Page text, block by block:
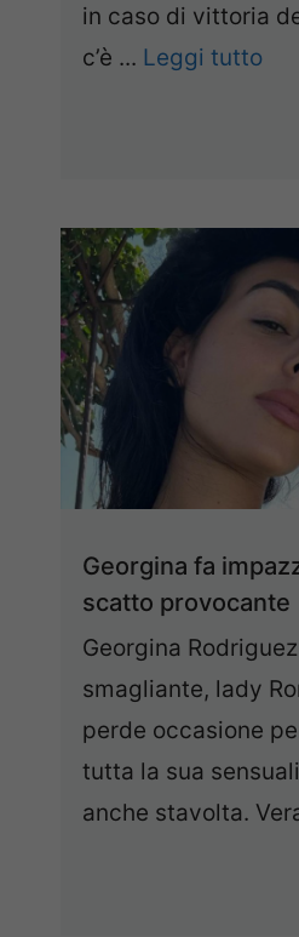
in caso di vittoria
c’è ... Leggi tutto
Georgina fa
scatto provocante
Georgina
smagliante, lady
perde occasione
tutta la sua
anche stavolta.